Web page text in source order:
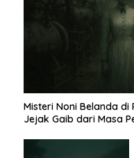
Misteri Noni Belanda di
Jejak Gaib dari Masa